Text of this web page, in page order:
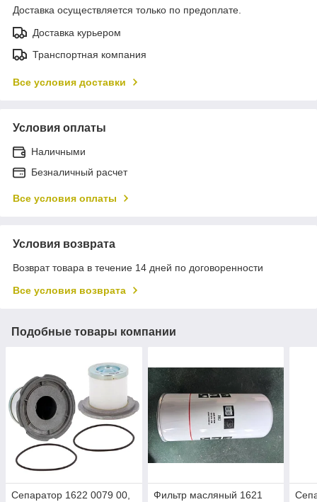
Доставка осуществляется только по предоплате.
Доставка курьером
Транспортная компания
Все условия доставки
Условия оплаты
Наличными
Безналичный расчет
Все условия оплаты
Условия возврата
Возврат товара в течение 14 дней по договоренности
Все условия возврата
Подобные товары компании
Сепаратор 1622 0079 00,
Фильтр масляный 1621